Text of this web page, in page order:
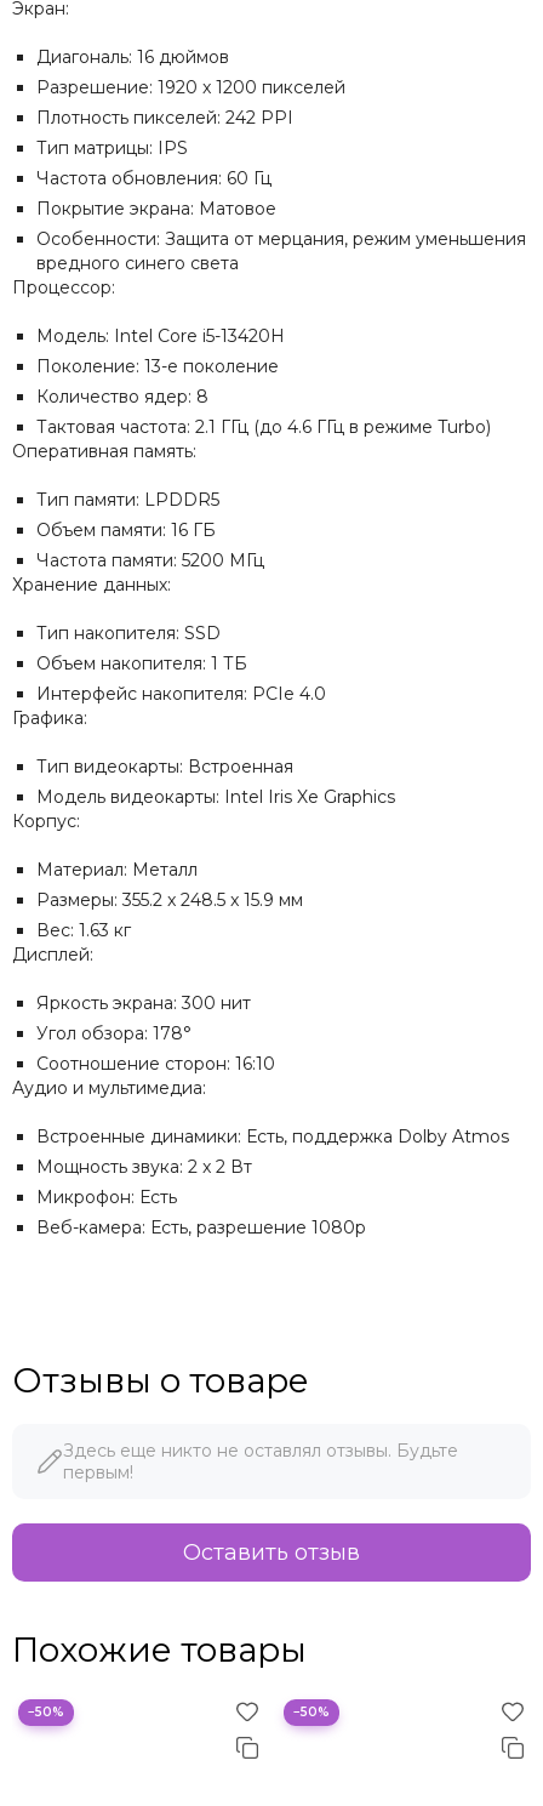
Экран:
Диагональ: 16 дюймов
Разрешение: 1920 x 1200 пикселей
Плотность пикселей: 242 PPI
Тип матрицы: IPS
Частота обновления: 60 Гц
Покрытие экрана: Матовое
Особенности: Защита от мерцания, режим уменьшения
вредного синего света
Процессор:
Модель: Intel Core i5-13420H
Поколение: 13-е поколение
Количество ядер: 8
Тактовая частота: 2.1 ГГц (до 4.6 ГГц в режиме Turbo)
Оперативная память:
Тип памяти: LPDDR5
Объем памяти: 16 ГБ
Частота памяти: 5200 МГц
Хранение данных:
Тип накопителя: SSD
Объем накопителя: 1 ТБ
Интерфейс накопителя: PCIe 4.0
Графика:
Тип видеокарты: Встроенная
Модель видеокарты: Intel Iris Xe Graphics
Корпус:
Материал: Металл
Размеры: 355.2 x 248.5 x 15.9 мм
Вес: 1.63 кг
Дисплей:
Яркость экрана: 300 нит
Угол обзора: 178°
Соотношение сторон: 16:10
Аудио и мультимедиа:
Встроенные динамики: Есть, поддержка Dolby Atmos
Мощность звука: 2 x 2 Вт
Микрофон: Есть
Веб-камера: Есть, разрешение 1080p
Отзывы о товаре
Здесь еще никто не оставлял отзывы. Будьте
первым!
Оставить отзыв
Похожие товары
−50% −50%